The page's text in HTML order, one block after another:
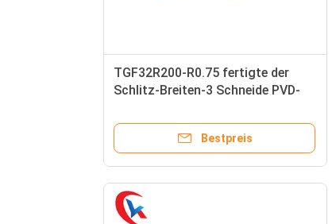
TGF32R200-R0.75 fertigte der
Schlitz-Breiten-3 Schneide PVD-
Handmesser-Karbid besonders an,
das Einsätze fugtBestpreis